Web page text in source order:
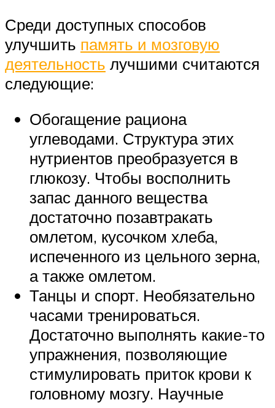
Среди доступных способов
улучшить память и мозговую
деятельность лучшими считаются
следующие:
Обогащение рациона
углеводами. Структура этих
нутриентов преобразуется в
глюкозу. Чтобы восполнить
запас данного вещества
достаточно позавтракать
омлетом, кусочком хлеба,
испеченного из цельного зерна,
а также омлетом.
Танцы и спорт. Необязательно
часами тренироваться.
Достаточно выполнять какие-то
упражнения, позволяющие
стимулировать приток крови к
головному мозгу. Научные